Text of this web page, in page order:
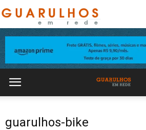
guarulhos-bike